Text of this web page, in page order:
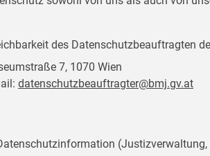
des Datenschutzbeauftragten
7, 1070 Wien
datenschutzbeauftragter@bmj.gv.at